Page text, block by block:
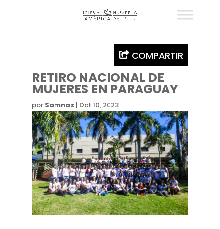
COMPARTIR
RETIRO NACIONAL DE
MUJERES EN PARAGUAY
por Samnaz | Oct 10, 2023